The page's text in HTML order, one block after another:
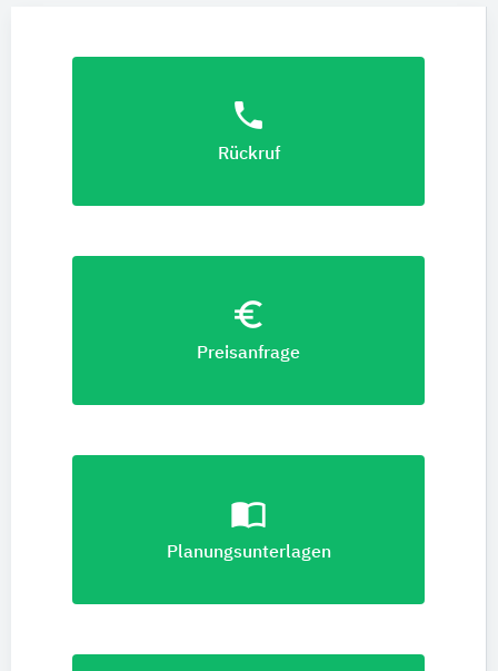
phone
Rückruf
euro_symbol
Preisanfrage
import_contacts
Planungsunterlagen